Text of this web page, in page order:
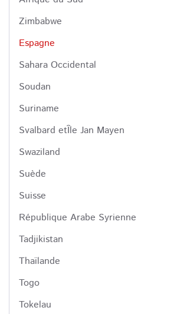
Zimbabwe
Espagne
Sahara Occidental
Soudan
Suriname
Svalbard etÎle Jan Mayen
Swaziland
Suède
Suisse
République Arabe Syrienne
Tadjikistan
Thaïlande
Togo
Tokelau